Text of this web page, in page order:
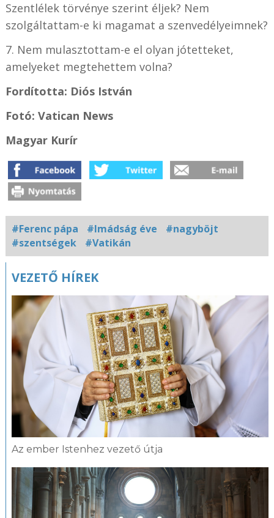
Szentlélek törvénye szerint éljek? Nem
szolgáltattam-e ki magamat a szenvedélyeimnek?
7. Nem mulasztottam-e el olyan jótetteket,
amelyeket megtehettem volna?
Fordította: Diós István
Fotó: Vatican News
Magyar Kurír
#Ferenc pápa #Imádság éve
#nagyböjt
#szentségek
#Vatikán
Kapcsolódó
VEZETŐ HÍREK
Az ember Istenhez vezető útja